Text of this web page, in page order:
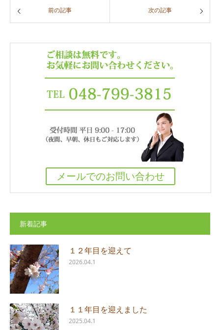
前の記事 次の記事
メールでのお問い合わせ
新着記事
１２年目を迎えて
2026.04.1
１１年目を迎えました
2025.04.1